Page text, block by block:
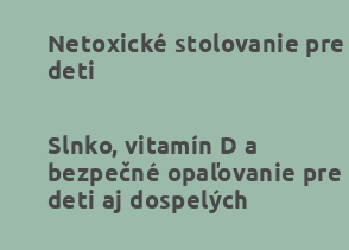
Netoxické stolovanie pre
deti
Slnko, vitamín D a
bezpečné opaľovanie pre
deti aj dospelých